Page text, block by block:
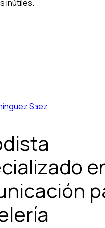
inútiles.
Saez